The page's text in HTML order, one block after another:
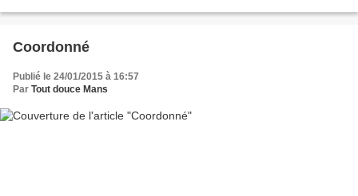
Coordonné
Publié le 24/01/2015 à 16:57
Par Tout douce Mans